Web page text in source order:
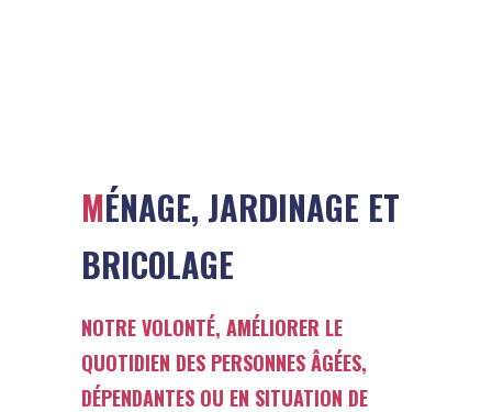
MÉNAGE, JARDINAGE ET
BRICOLAGE
NOTRE VOLONTÉ, AMÉLIORER LE
QUOTIDIEN DES PERSONNES ÂGÉES,
DÉPENDANTES OU EN SITUATION DE